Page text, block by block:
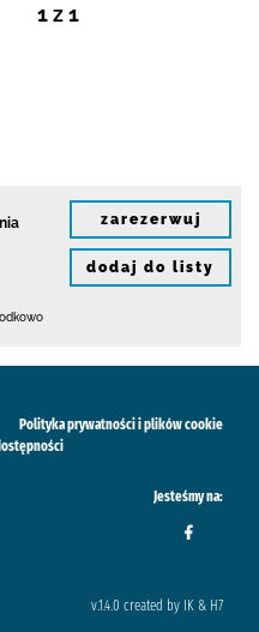
1 z 1
zarezerwuj
dodaj do listy
Polityka prywatności i plików cookie
Jesteśmy na:
v.1.4.0 created by IK & H7